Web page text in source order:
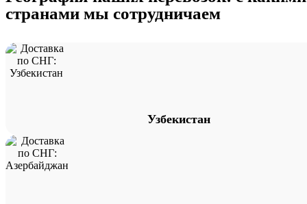
странами мы сотрудничаем
Узбекистан